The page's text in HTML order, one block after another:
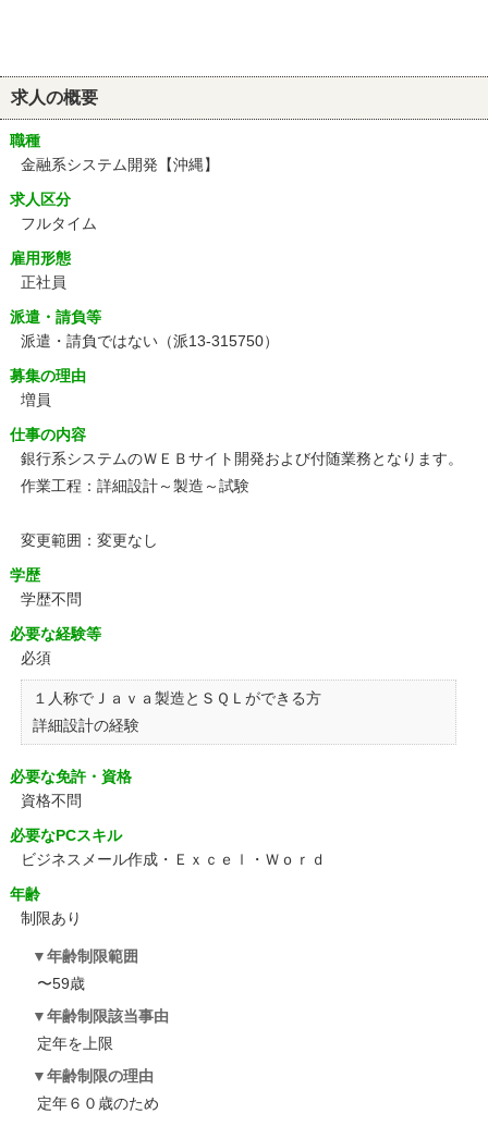
求人の概要
職種
金融系システム開発【沖縄】
求人区分
フルタイム
雇用形態
正社員
派遣・請負等
派遣・請負ではない（派13-315750）
募集の理由
増員
仕事の内容
銀行系システムのＷＥＢサイト開発および付随業務となります。
作業工程：詳細設計～製造～試験
変更範囲：変更なし
学歴
学歴不問
必要な経験等
必須
１人称でＪａｖａ製造とＳＱＬができる方
詳細設計の経験
必要な免許・資格
資格不問
必要なPCスキル
ビジネスメール作成・Ｅｘｃｅｌ・Ｗｏｒｄ
年齢
制限あり
年齢制限範囲
〜59歳
年齢制限該当事由
定年を上限
年齢制限の理由
定年６０歳のため